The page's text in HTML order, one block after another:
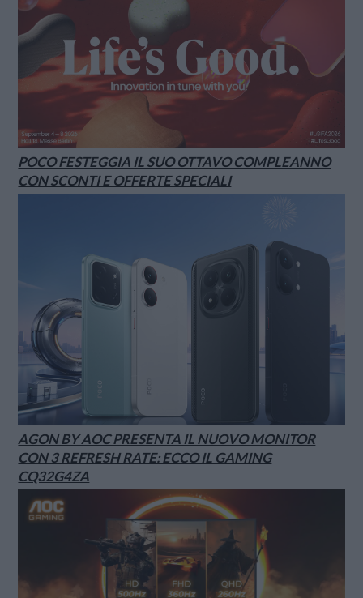
POCO FESTEGGIA IL SUO OTTAVO COMPLEANNO
CON SCONTI E OFFERTE SPECIALI
AGON BY AOC PRESENTA IL NUOVO MONITOR
CON 3 REFRESH RATE: ECCO IL GAMING
CQ32G4ZA